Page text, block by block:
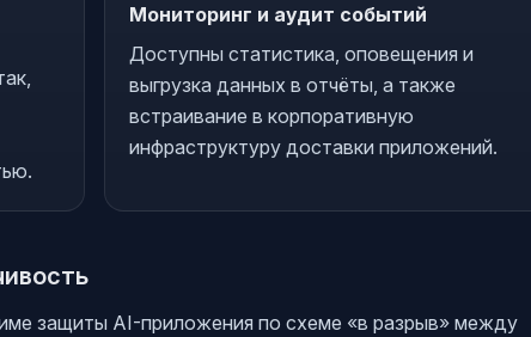
Мониторинг и аудит событий
Доступны статистика, оповещения и
выгрузка данных в отчёты, а также
встраивание в корпоративную
инфраструктуру доставки приложений.
защиты AI-приложения по схеме «в разрыв» между